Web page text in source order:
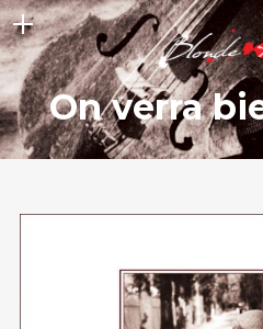
ACCUEIL
NEWS
On verra